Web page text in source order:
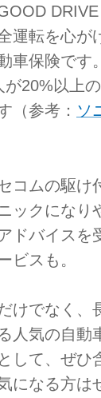
運転を心が
車保険です
が20%以上
（参考： ソ
コムの駆け
ックになり
ドバイスを
ビスも。
けでなく、
人気の自動
して、ぜひ
になる方は